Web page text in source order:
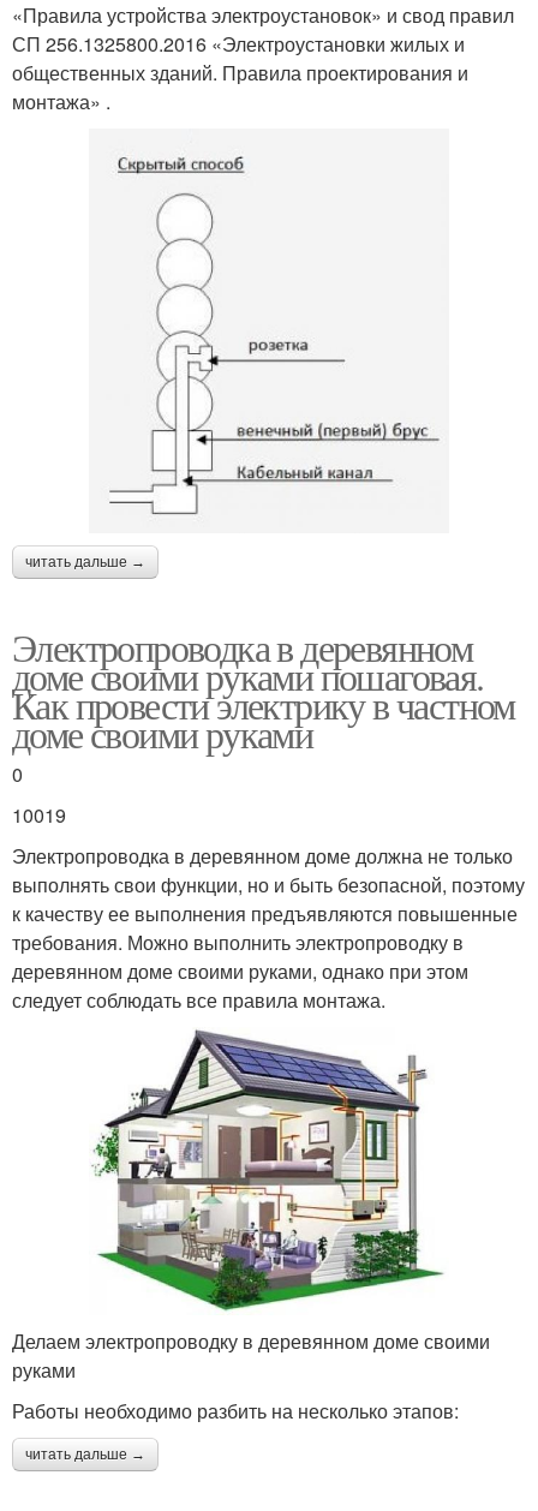
«Правила устройства электроустановок» и свод правил
СП 256.1325800.2016 «Электроустановки жилых и
общественных зданий. Правила проектирования и
монтажа» .
читать дальше →
Электропроводка в деревянном
доме своими руками пошаговая.
Как провести электрику в частном
доме своими руками
0
10019
Электропроводка в деревянном доме должна не только
выполнять свои функции, но и быть безопасной, поэтому
к качеству ее выполнения предъявляются повышенные
требования. Можно выполнить электропроводку в
деревянном доме своими руками, однако при этом
следует соблюдать все правила монтажа.
Делаем электропроводку в деревянном доме своими
руками
Работы необходимо разбить на несколько этапов:
читать дальше →